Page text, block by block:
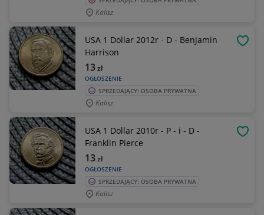
Kalisz
USA 1 Dollar 2012r - D - Benjamin
Harrison
OGŁOSZENIE
13zł
SPRZEDAJĄCY: OSOBA PRYWATNA
Kalisz
USA 1 Dollar 2010r - P - i - D -
Franklin Pierce
OGŁOSZENIE
13zł
SPRZEDAJĄCY: OSOBA PRYWATNA
Kalisz